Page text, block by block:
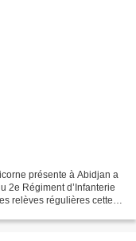
présente à Abidjan a
2e Régiment d’Infanterie
relèves régulières cette